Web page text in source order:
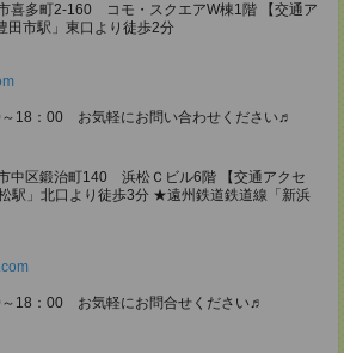
喜多町2-160 コモ・スクエアW棟1階 【交通ア
市駅」東口より徒歩2分
18：00 お気軽にお問い合わせください♬
中区鍛治町140 浜松Ｃビル6階 【交通アクセ
駅」北口より徒歩3分 ★遠州鉄道鉄道線「新浜
18：00 お気軽にお問合せください♬